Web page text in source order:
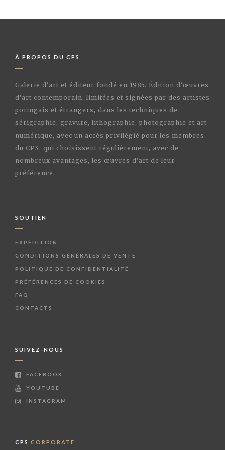
À PROPOS DU CPS
Galerie d'art et éditeur fondé en 1985. Édition d'œuvres
d'art contemporain, limitées et signées par des artistes
portugais et étrangers, dans les techniques de
sérigraphie, gravure, lithographie, photographie et art
numérique, avec un accès privilégié pour les membres
du CPS, qui choisissent régulièrement, avec de
nombreux avantages, les œuvres d'art de leur
préférence.
SOUTIEN
EXPÉDITION
CONDITIONS GÉNÉRALES DE VENTE
POLITIQUE DE CONFIDENTIALITÉ
PRÉFÉRENCES DE COOKIES
FAQ
CONTACTS
SUIVEZ-NOUS
FACEBOOK
YOUTUBE
INSTAGRAM
CPS CORPORATE